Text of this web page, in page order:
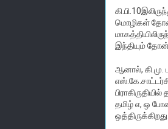
மொழிகள்
இந்தியும்
ஆனால், கி.மு.
தமிழ் எ, ஒ